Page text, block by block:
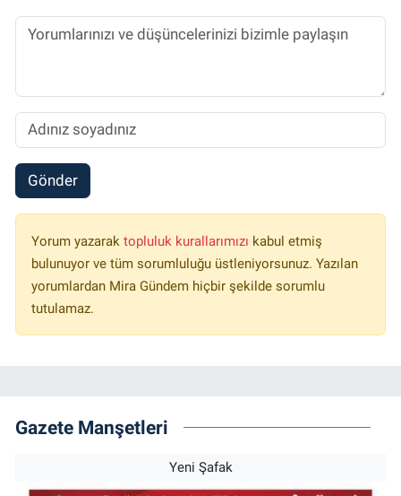
Gönder
Yorum yazarak topluluk kurallarımızı kabul etmiş
bulunuyor ve tüm sorumluluğu üstleniyorsunuz. Yazılan
yorumlardan Mira Gündem hiçbir şekilde sorumlu
tutulamaz.
Gazete Manşetleri
Yeni Şafak